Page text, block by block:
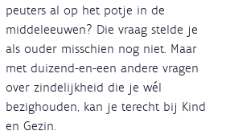
peuters al op het potje in de
middeleeuwen? Die vraag stelde je
als ouder misschien nog niet. Maar
met duizend-en-een andere vragen
over zindelijkheid die je wél
bezighouden, kan je terecht bij Kind
en Gezin.